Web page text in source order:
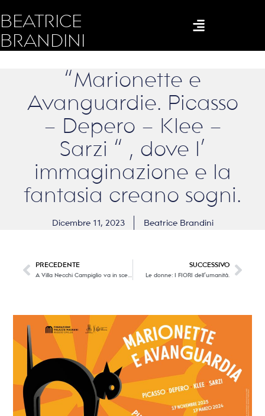
BEATRICE
BRANDINI
“Marionette e
Avanguardie. Picasso
– Depero – Klee –
Sarzi “ , dove l’
immaginazione e la
fantasia creano sogni.
Dicembre 11, 2023 Beatrice Brandini
PRECEDENTE SUCCESSIVO
Le donne: I FIORI dell’umanità.